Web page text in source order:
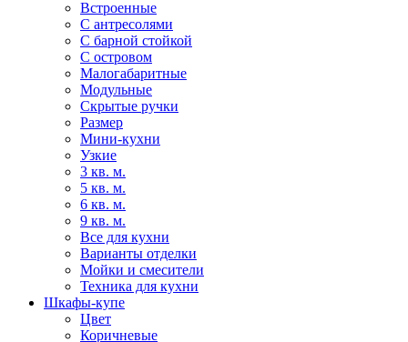
Встроенные
С антресолями
С барной стойкой
С островом
Малогабаритные
Модульные
Скрытые ручки
Размер
Мини-кухни
Узкие
3 кв. м.
5 кв. м.
6 кв. м.
9 кв. м.
Все для кухни
Варианты отделки
Мойки и смесители
Техника для кухни
Шкафы-купе
Цвет
Коричневые